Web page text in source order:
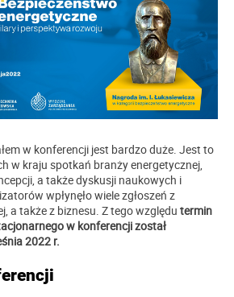
w konferencji jest bardzo duże. Jest to
w kraju spotkań branży energetycznej,
a także dyskusji naukowych i
wpłynęło wiele zgłoszeń z
a także z biznesu. Z tego względu termin
w konferencji został
2022 r.